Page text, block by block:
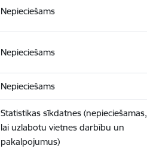
Nepieciešams
Nepieciešams
Nepieciešams
Statistikas sīkdatnes (nepieciešamas,
lai uzlabotu vietnes darbību un
pakalpojumus)